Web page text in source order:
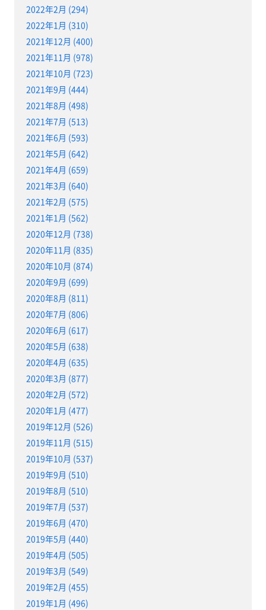
2022年2月 (294)
2022年1月 (310)
2021年12月 (400)
2021年11月 (978)
2021年10月 (723)
2021年9月 (444)
2021年8月 (498)
2021年7月 (513)
2021年6月 (593)
2021年5月 (642)
2021年4月 (659)
2021年3月 (640)
2021年2月 (575)
2021年1月 (562)
2020年12月 (738)
2020年11月 (835)
2020年10月 (874)
2020年9月 (699)
2020年8月 (811)
2020年7月 (806)
2020年6月 (617)
2020年5月 (638)
2020年4月 (635)
2020年3月 (877)
2020年2月 (572)
2020年1月 (477)
2019年12月 (526)
2019年11月 (515)
2019年10月 (537)
2019年9月 (510)
2019年8月 (510)
2019年7月 (537)
2019年6月 (470)
2019年5月 (440)
2019年4月 (505)
2019年3月 (549)
2019年2月 (455)
2019年1月 (496)